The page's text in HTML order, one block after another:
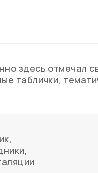
здесь
таблички,
,
,